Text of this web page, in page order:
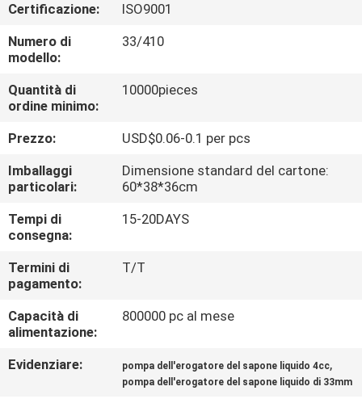
VISITA
ALLA
FABBRICA
CONTROLLO
DELLA
QUALITÀ
CONTATTACI
NOTIZIE
PREVENTIVO
Certificazione:
ISO9001
Numero di
modello:
33/410
Quantità di
ordine minimo:
10000pieces
Prezzo:
USD$0.06-0.1 per pcs
Imballaggi
particolari:
Dimensione standard del cartone:
60*38*36cm
Tempi di
consegna:
15-20DAYS
Termini di
pagamento:
T/T
Capacità di
alimentazione:
800000 pc al mese
Evidenziare: pompa dell'erogatore del sapone liquido 4cc,
pompa dell'erogatore del sapone liquido di 33mm